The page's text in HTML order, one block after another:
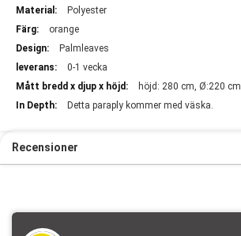
Polyester
orange
Palmleaves
0-1 vecka
höjd: 280 cm, Ø:220 cm
Detta paraply kommer med väska.
Recensioner